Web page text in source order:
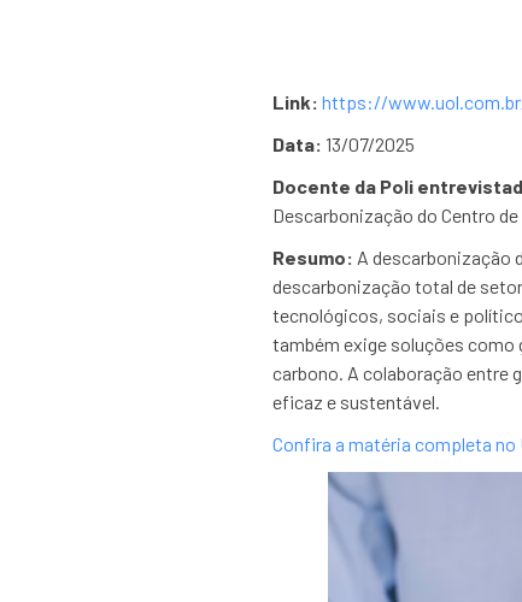
Link: https://
Data: 13/07/2025
Docente da Poli
Descarbonização do Centro
Resumo: A descarbonização
descarbonização total de
tecnológicos, sociais e
também exige soluções como
carbono. A colaboração entre
eficaz e sustentável.
Confira a matéria completa no